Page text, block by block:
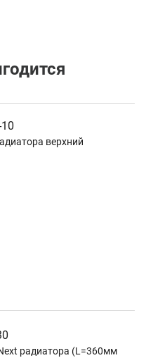
верхний
радиатора (L=360мм